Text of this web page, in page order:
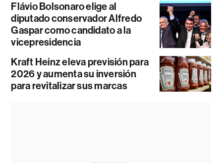
Flávio Bolsonaro elige al
diputado conservador Alfredo
Gaspar como candidato a la
vicepresidencia
Kraft Heinz eleva previsión para
2026 y aumenta su inversión
para revitalizar sus marcas